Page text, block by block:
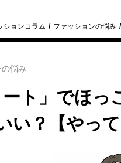
ションコラム ファッションの悩み
悩み
ート」でほ
い？【やっ